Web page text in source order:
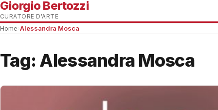
Giorgio Bertozzi
CURATORE D'ARTE
Home Alessandra Mosca
Tag: Alessandra Mosca